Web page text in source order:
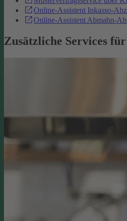
Online-Assistent Inkasso-
Online-Assistent Abmahn-
Zusätzliche Services